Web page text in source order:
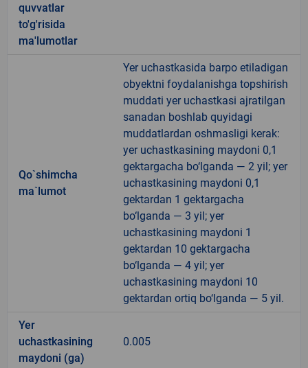
quvvatlar
to'g'risida
ma'lumotlar
Qo`shimcha
ma`lumot
Yer uchastkasida barpo etiladigan
obyektni foydalanishga topshirish
muddati yer uchastkasi ajratilgan
sanadan boshlab quyidagi
muddatlardan oshmasligi kerak:
yer uchastkasining maydoni 0,1
gektargacha bo‘lganda — 2 yil; yer
uchastkasining maydoni 0,1
gektardan 1 gektargacha
bo‘lganda — 3 yil; yer
uchastkasining maydoni 1
gektardan 10 gektargacha
bo‘lganda — 4 yil; yer
uchastkasining maydoni 10
gektardan ortiq bo‘lganda — 5 yil.
Yer
uchastkasining
maydoni (ga)
0.005